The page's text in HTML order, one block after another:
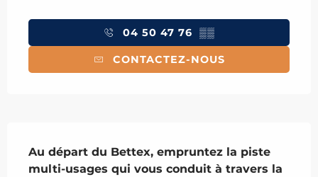
04 50 47 76 ▒▒
CONTACTEZ-NOUS
Au départ du Bettex, empruntez la piste
multi-usages qui vous conduit à travers la